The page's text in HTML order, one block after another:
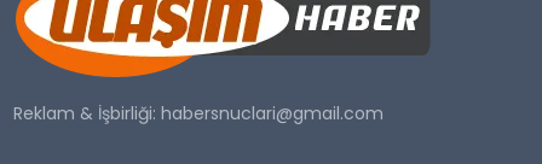
SAĞLIK
YAŞAM
Reklam & İşbirliği:habersnuclari@gmail.com